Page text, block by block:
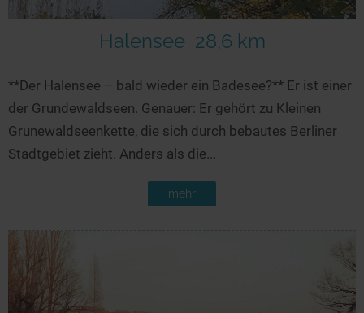
Halensee 28,6 km
**Der Halensee – bald wieder ein Badesee?** Er ist einer
der Grundewaldseen. Genauer: Er gehört zu Kleinen
Grunewaldseenkette, die sich durch bebautes Berliner
Stadtgebiet zieht. Anders als die...
mehr